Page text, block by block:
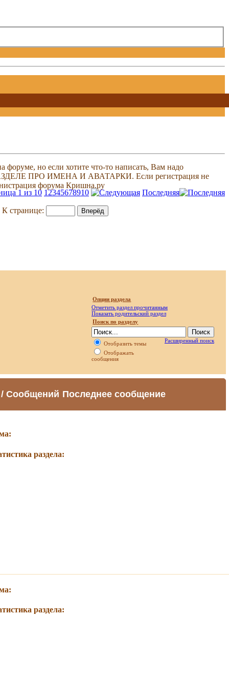
но если хотите что-то написать, Вам надо
РАЗДЕЛЕ ПРО ИМЕНА И АВАТАРКИ. Если регистрация не
форума Кришна.ру
1 из 10 12345678910 Последняя
К странице:
Опции раздела
Отметить раздел прочитанным
Показать родительский раздел
Поиск по разделу
Отобразить темы
Отображать
сообщения
Расширенный поиск
Сообщений Последнее сообщение
раздела:
раздела: